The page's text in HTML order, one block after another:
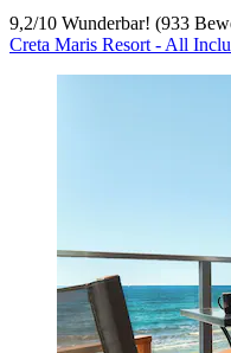
9,2/10 Wunderbar! (933
Creta Maris Resort - All